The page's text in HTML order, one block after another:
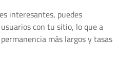
interesantes, puedes
con tu sitio, lo que a
más largos y tasas